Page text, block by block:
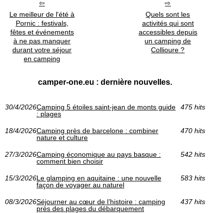
Le meilleur de l'été à
Pornic : festivals,
fêtes et événements
à ne pas manquer
durant votre séjour
en camping
Quels sont les
activités qui sont
accessibles depuis
un camping de
Collioure ?
camper-one.eu : dernière nouvelles.
30/4/2026Camping 5 étoiles saint-jean de monts guide
: plages
475 hits
18/4/2026Camping près de barcelone : combiner
nature et culture
470 hits
27/3/2026Camping économique au pays basque :
comment bien choisir
542 hits
15/3/2026Le glamping en aquitaine : une nouvelle
façon de voyager au naturel
583 hits
08/3/2026Séjourner au cœur de l’histoire : camping
près des plages du débarquement
437 hits